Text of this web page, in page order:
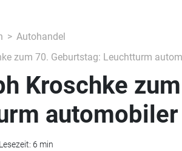
Autohandel
zum 70. Geburtstag: Leuchtturm
Kroschke
6 min